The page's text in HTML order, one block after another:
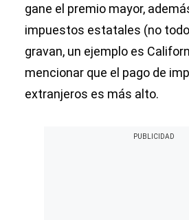
gane el premio mayor,
impuestos estatales (no
gravan, un ejemplo es
mencionar que el pago de
extranjeros es más alto.